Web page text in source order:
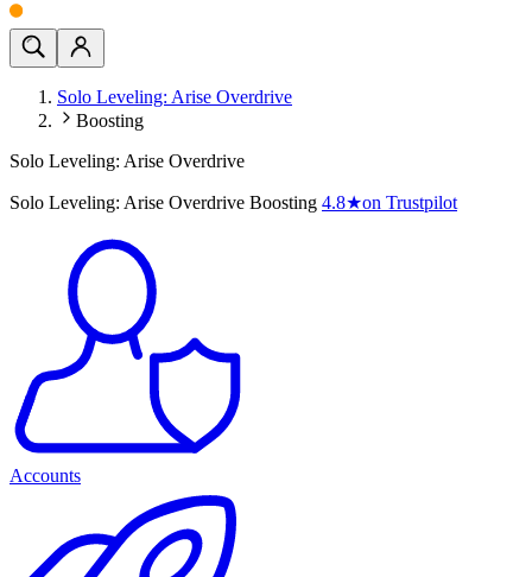
Solo Leveling: Arise Overdrive
Boosting
Solo Leveling: Arise Overdrive
Solo Leveling: Arise Overdrive Boosting 4.8★on Trustpilot
Accounts